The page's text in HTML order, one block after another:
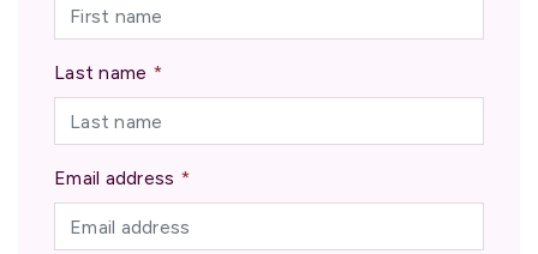
Last name *
Email address *